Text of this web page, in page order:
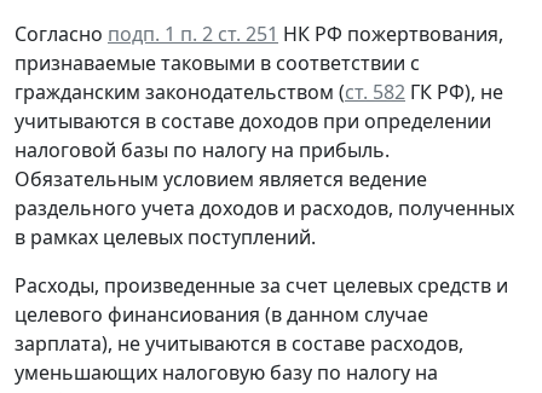
Согласно подп. 1 п. 2 ст. 251 НК РФ пожертвования,
признаваемые таковыми в соответствии с
гражданским законодательством (ст. 582 ГК РФ), не
учитываются в составе доходов при определении
налоговой базы по налогу на прибыль.
Обязательным условием является ведение
раздельного учета доходов и расходов, полученных
в рамках целевых поступлений.
Расходы, произведенные за счет целевых средств и
целевого финансиования (в данном случае
зарплата), не учитываются в составе расходов,
уменьшающих налоговую базу по налогу на